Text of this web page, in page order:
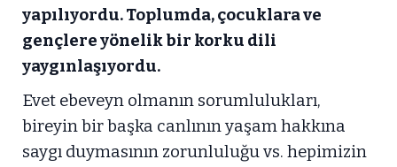
yapılıyordu. Toplumda, çocuklara ve
gençlere yönelik bir korku dili
yaygınlaşıyordu.
Evet ebeveyn olmanın sorumlulukları,
bireyin bir başka canlının yaşam hakkına
saygı duymasının zorunluluğu vs. hepimizin